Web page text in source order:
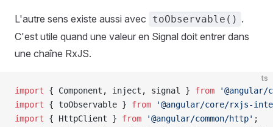
L'autre sens existe aussi avec toObservable() .
C'est utile quand une valeur en Signal doit entrer dans
une chaîne RxJS.
ts
import { Component, inject, signal } from '@angular/
import { toObservable } from '@angular/core/rxjs-
import { HttpClient } from '@angular/common/http' ;